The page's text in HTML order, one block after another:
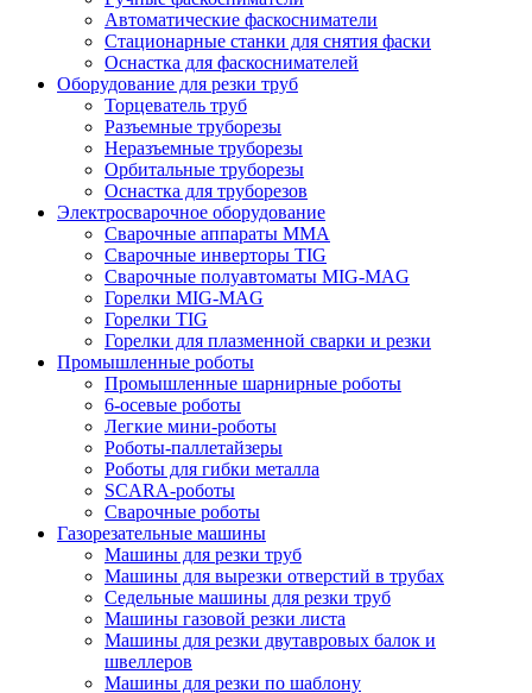
Автоматические фаскосниматели
Стационарные станки для снятия фаски
Оснастка для фаскоснимателей
Оборудование для резки труб
Торцеватель труб
Разъемные труборезы
Неразъемные труборезы
Орбитальные труборезы
Оснастка для труборезов
Электросварочное оборудование
Сварочные аппараты MMA
Сварочные инверторы TIG
Сварочные полуавтоматы MIG-MAG
Горелки MIG-MAG
Горелки TIG
Горелки для плазменной сварки и резки
Промышленные роботы
Промышленные шарнирные роботы
6-осевые роботы
Легкие мини-роботы
Роботы-паллетайзеры
Роботы для гибки металла
SCARA-роботы
Сварочные роботы
Газорезательные машины
Машины для резки труб
Машины для вырезки отверстий в трубах
Седельные машины для резки труб
Машины газовой резки листа
Машины для резки двутавровых балок и
швеллеров
Машины для резки по шаблону